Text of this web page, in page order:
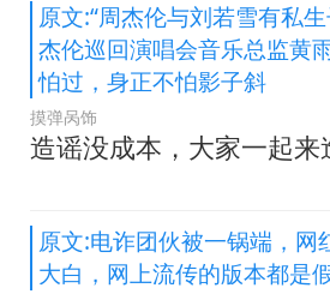
原文:“周杰伦与刘若雪有私
杰伦巡回演唱会音乐总监黄
怕过，身正不怕影子斜
摸弹呙饰
造谣没成本，大家一起来
原文:电诈团伙被一锅端，网
大白，网上流传的版本都是